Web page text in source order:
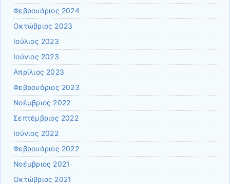
Φεβρουάριος 2024
Οκτώβριος 2023
Ιούλιος 2023
Ιούνιος 2023
Απρίλιος 2023
Φεβρουάριος 2023
Νοέμβριος 2022
Σεπτέμβριος 2022
Ιούνιος 2022
Φεβρουάριος 2022
Νοέμβριος 2021
Οκτώβριος 2021